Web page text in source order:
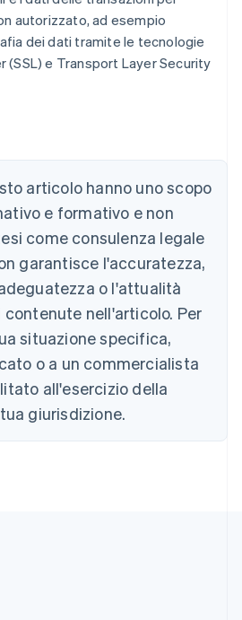
autorizzato, ad esempio
dei dati tramite le tecnologie
(SSL) e Transport Layer Security
articolo hanno uno scopo
e formativo e non
come consulenza legale
garantisce l'accuratezza,
o l'attualità
nell'articolo. Per
situazione specifica,
o a un commercialista
all'esercizio della
giurisdizione.
English